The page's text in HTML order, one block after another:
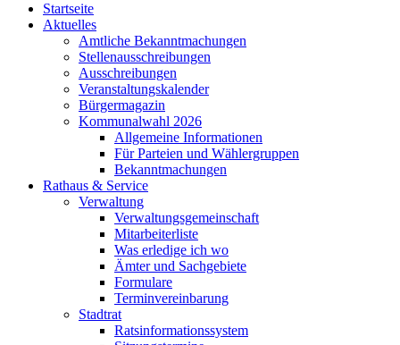
Startseite
Aktuelles
Amtliche Bekanntmachungen
Stellenausschreibungen
Ausschreibungen
Veranstaltungskalender
Bürgermagazin
Kommunalwahl 2026
Allgemeine Informationen
Für Parteien und Wählergruppen
Bekanntmachungen
Rathaus & Service
Verwaltung
Verwaltungsgemeinschaft
Mitarbeiterliste
Was erledige ich wo
Ämter und Sachgebiete
Formulare
Terminvereinbarung
Stadtrat
Ratsinformationssystem